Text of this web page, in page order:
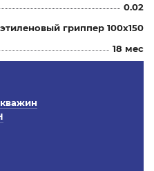
0.02
гриппер 100х150
18 мес